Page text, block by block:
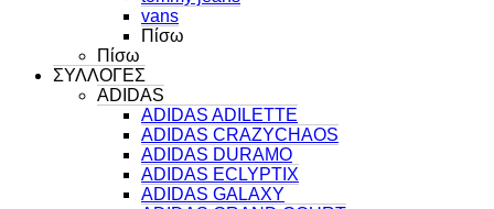
vans
Πίσω
Πίσω
ΣΥΛΛΟΓΕΣ
ADIDAS
ADIDAS ADILETTE
ADIDAS CRAZYCHAOS
ADIDAS DURAMO
ADIDAS ECLYPTIX
ADIDAS GALAXY